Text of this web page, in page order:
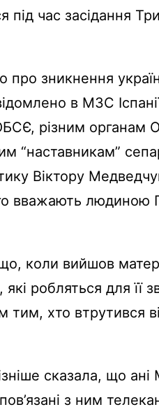
час засідання
про зникнення
в МЗС
різним органам
“наставникам”
Віктору
вважають людиною
коли вийшов
робляться для її
хто втрутився
сказала, що ані
з ним